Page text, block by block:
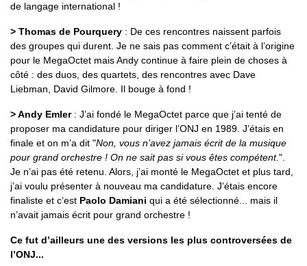
de langage international !
> Thomas de Pourquery : De ces rencontres naissent parfois
des groupes qui durent. Je ne sais pas comment c’était à l’origine
pour le MegaOctet mais Andy continue à faire plein de choses à
côté : des duos, des quartets, des rencontres avec Dave
Liebman, David Gilmore. Il bouge à fond !
> Andy Emler: J’ai fondé le MegaOctet parce que j’ai tenté de
proposer ma candidature pour diriger l’ONJ en 1989. J’étais en
finale et on m’a dit "Non, vous n’avez jamais écrit de la musique
pour grand orchestre ! On ne sait pas si vous êtes compétent.".
Je n’ai pas été retenu. Alors, j’ai monté le MegaOctet et plus tard,
j’ai voulu présenter à nouveau ma candidature. J’étais encore
finaliste et c’est Paolo Damiani qui a été sélectionné... mais il
n’avait jamais écrit pour grand orchestre !
Ce fut d’ailleurs une des versions les plus controversées de
l’ONJ...